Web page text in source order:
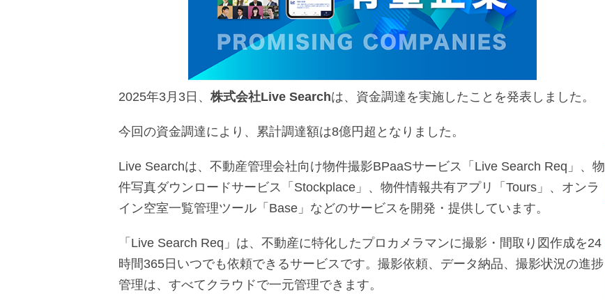
2025年3月3日、 株式会社Live Searchは、資金調達を実施したことを発表しました。
今回の資金調達により、累計調達額は8億円超となりました。
Live Searchは、不動産管理会社向け物件撮影BPaaSサービス「Live Search Req」、物
件写真ダウンロードサービス「Stockplace」、物件情報共有アプリ「Tours」、オンラ
イン空室一覧管理ツール「Base」などのサービスを開発・提供しています。
「Live Search Req」は、不動産に特化したプロカメラマンに撮影・間取り図作成を24
時間365日いつでも依頼できるサービスです。撮影依頼、データ納品、撮影状況の進捗
管理は、すべてクラウドで一元管理できます。